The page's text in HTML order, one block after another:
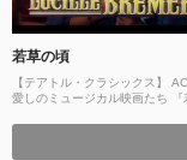
若草の頃
【テアトル・クラシックス】
愛しのミュージカル映画たち 『